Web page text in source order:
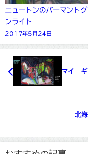
ニュートンのパーマント
ンライト
2017年5月24日
マイ ギ
北